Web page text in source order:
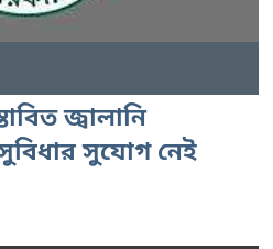
জ্বালানি
সুযোগ নেই